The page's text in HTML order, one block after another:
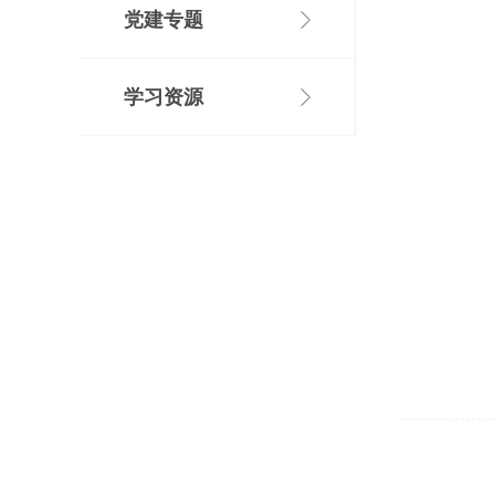
党建专题
学习资源